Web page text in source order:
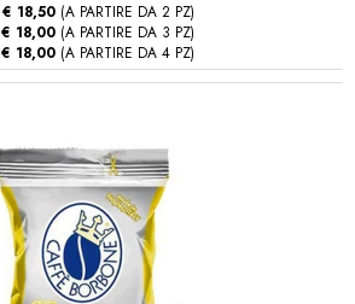
€ 18,50(A PARTIRE DA 2 PZ)
€ 18,00 (A PARTIRE DA 3 PZ)
€ 18,00 (A PARTIRE DA 4 PZ)